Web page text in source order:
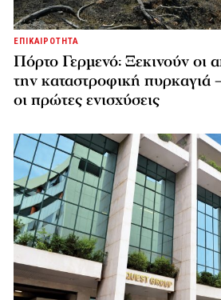
ΕΠΙΚΑΙΡΟΤΗΤΑ
Πόρτο Γερμενό: Ξεκινούν οι
την καταστροφική πυρκαγιά
οι πρώτες ενισχύσεις